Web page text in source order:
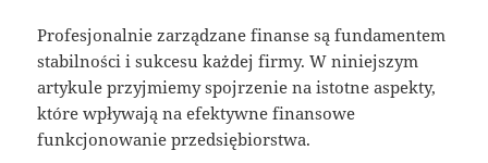
Profesjonalnie zarządzane finanse są fundamentem
stabilności i sukcesu każdej firmy. W niniejszym
artykule przyjmiemy spojrzenie na istotne aspekty,
które wpływają na efektywne finansowe
funkcjonowanie przedsiębiorstwa.